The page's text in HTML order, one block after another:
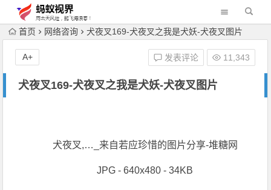
首页 网络咨询 犬夜叉169-犬夜叉之我是犬妖-犬夜叉图片
犬夜叉169-犬夜叉之我是犬妖-犬夜叉图片
发表评论 11,343
A+
犬夜叉,…_来自若应珍惜的图片分享-堆糖网
JPG - 640x480 - 34KB